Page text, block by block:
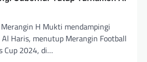
H Mukti mendampingi
Al Haris, menutup Merangin Football
Cup 2024, di…